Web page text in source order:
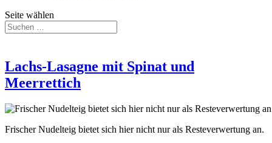
Seite wählen
Lachs-Lasagne mit Spinat und
Meerrettich
Frischer Nudelteig bietet sich hier nicht nur als Resteverwertung an.